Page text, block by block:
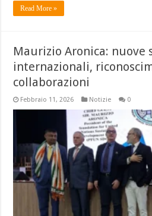
Read More »
Maurizio Aronica: nuove
internazionali,
collaborazioni
Febbraio 11, 2026 Notizie 0